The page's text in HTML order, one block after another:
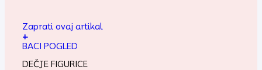
Zaprati ovaj artikal
+
BACI POGLED
DEČJE FIGURICE